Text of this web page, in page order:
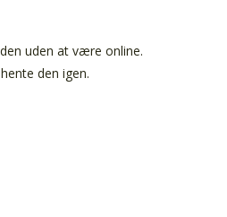
uden at være online.
den igen.